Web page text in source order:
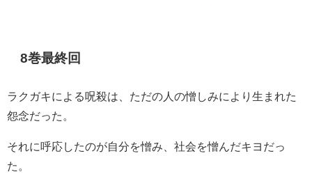
8巻最終回
ラクガキによる呪殺は、ただの人の憎しみにより生まれた
怨念だった。
それに呼応したのが自分を憎み、社会を憎んだキヨだっ
た。